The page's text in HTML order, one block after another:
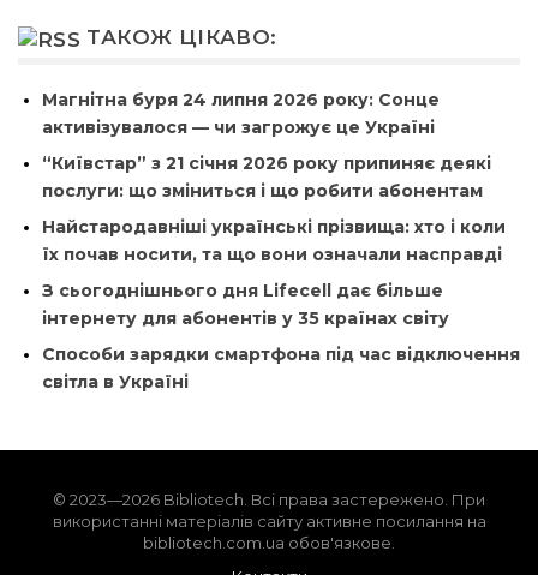
ТАКОЖ ЦІКАВО:
Магнітна буря 24 липня 2026 року: Сонце
активізувалося — чи загрожує це Україні
“Київстар” з 21 січня 2026 року припиняє деякі
послуги: що зміниться і що робити абонентам
Найстародавніші українські прізвища: хто і коли
їх почав носити, та що вони означали насправді
З сьогоднішнього дня Lifecell дає більше
інтернету для абонентів у 35 країнах світу
Способи зарядки смартфона під час відключення
світла в Україні
© 2023—2026 Bibliotech. Всі права застережено. При
використанні матеріалів сайту активне посилання на
bibliotech.com.ua обов'язкове.